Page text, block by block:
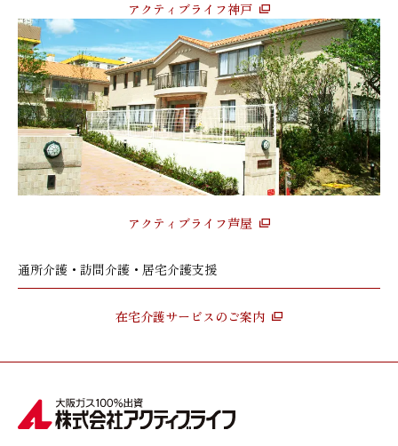
アクティブライフ神戸
アクティブライフ芦屋
通所介護・訪問介護・居宅介護支援
在宅介護サービスのご案内